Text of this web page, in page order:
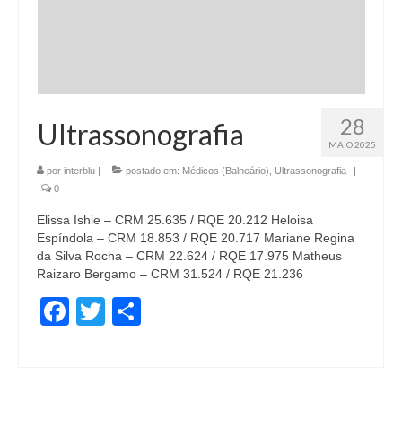
28
MAIO 2025
Ultrassonografia
por interblu | postado em: Médicos (Balneário) Ultrassonografia
|
0
Elissa Ishie – CRM 25.635 / RQE 20.212 Heloisa
Espíndola – CRM 18.853 / RQE 20.717 Mariane Regina
da Silva Rocha – CRM 22.624 / RQE 17.975 Matheus
Raizaro Bergamo – CRM 31.524 / RQE 21.236
Facebook
Twitter